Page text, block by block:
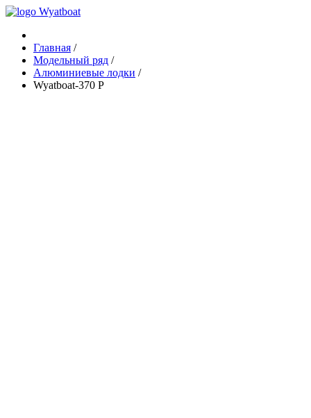
Главная /
Модельный ряд /
Алюминиевые лодки /
Wyatboat-370 Р